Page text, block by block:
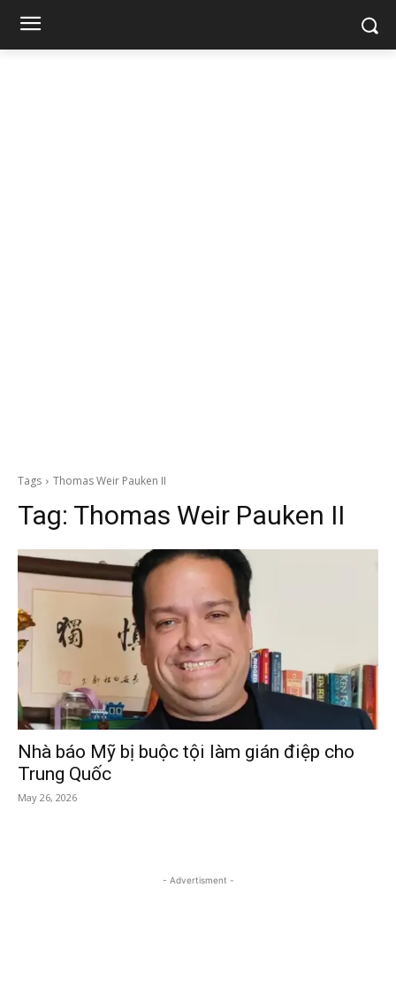
Tags Thomas Weir Pauken II
Tag: Thomas Weir Pauken II
Nhà báo Mỹ bị buộc tội làm gián điệp cho
Trung Quốc
May 26, 2026
- Advertisment -